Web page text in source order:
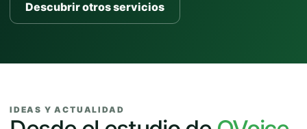
Descubrir otros servicios
IDEAS Y ACTUALIDAD